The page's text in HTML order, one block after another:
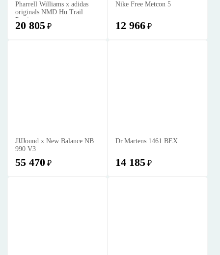
Pharrell Williams x adidas
originals NMD Hu Trail
Passion
20 805 ₽
Nike Free Metcon 5
12 966 ₽
JJJJound x New Balance NB
990 V3
55 470 ₽
Dr.Martens 1461 BEX
14 185 ₽